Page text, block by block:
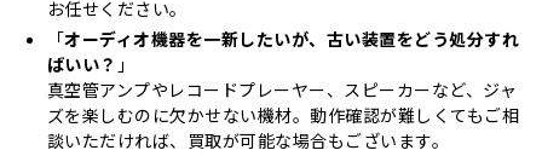
お任せください。
「オーディオ機器を一新したいが、古い装置をどう処分すれ
ばいい？ 」
真空管アンプやレコードプレーヤー、スピーカーなど、ジャ
ズを楽しむのに欠かせない機材。動作確認が難しくてもご相
談いただければ、買取が可能な場合もございます。